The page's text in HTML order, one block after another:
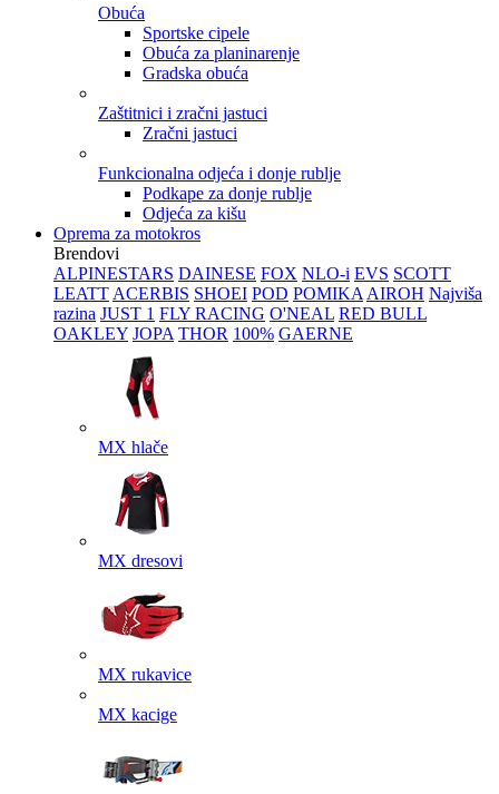
Obuća
Sportske cipele
Obuća za planinarenje
Gradska obuća
Zaštitnici i zračni jastuci
Zračni jastuci
Funkcionalna odjeća i donje rublje
Podkape za donje rublje
Odjeća za kišu
Oprema za motokros
Brendovi
ALPINESTARS DAINESE FOX NLO-i EVS SCOTT
LEATT ACERBIS SHOEI POD POMIKA AIROH Najviša
razina JUST 1 FLY RACING O'NEAL RED BULL
OAKLEY JOPA THOR 100% GAERNE
MX hlače
MX dresovi
MX rukavice
MX kacige